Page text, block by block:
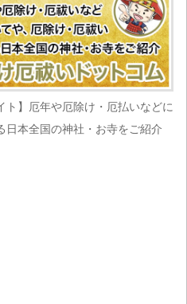
ト】厄年や厄除け・厄払いなどに
日本全国の神社・お寺をご紹介